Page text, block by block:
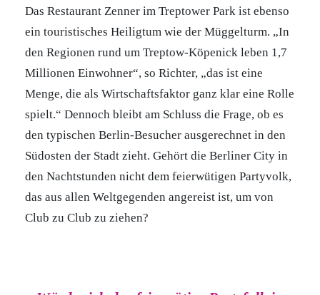
Das Restaurant Zenner im Treptower Park ist ebenso
ein touristisches Heiligtum wie der Müggelturm. „In
den Regionen rund um Treptow-Köpenick leben 1,7
Millionen Einwohner“, so Richter, „das ist eine
Menge, die als Wirtschaftsfaktor ganz klar eine Rolle
spielt.“ Dennoch bleibt am Schluss die Frage, ob es
den typischen Berlin-Besucher ausgerechnet in den
Südosten der Stadt zieht. Gehört die Berliner City in
den Nachtstunden nicht dem feierwütigen Partyvolk,
das aus allen Weltgegenden angereist ist, um von
Club zu Club zu ziehen?